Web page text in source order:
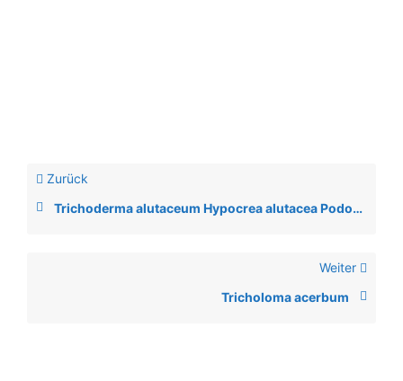
Zurück
Trichoderma alutaceum Hypocrea alutacea Podostroma alutaceum
Weiter
Tricholoma acerbum